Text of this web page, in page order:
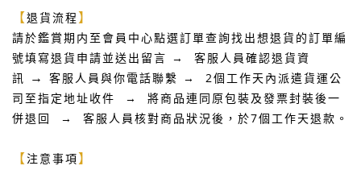
【退貨流程】
請於鑑賞期内至會員中心點選訂單查詢找出想退貨的訂單編
號填寫退貨申請並送出留言 → 客服人員確認退貨資
訊 → 客服人員與你電話聯繫 → 2個工作天內派遣貨運公
司至指定地址收件 → 將商品連同原包裝及發票封裝後一
併退回 → 客服人員核對商品狀況後，於7個工作天退款。
【注意事項】